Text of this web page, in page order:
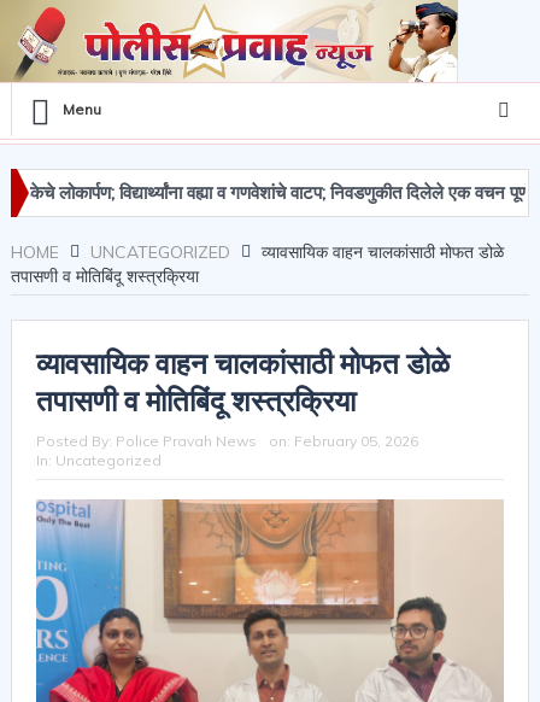
Menu
विद्यार्थ्यांना वह्या व गणवेशांचे वाटप; निवडणुकीत दिलेले एक वचन पूर्ण केले –
HOME UNCATEGORIZED
व्यावसायिक वाहन चालकांसाठी मोफत डोळे
तपासणी व मोतिबिंदू शस्त्रक्रिया
व्यावसायिक वाहन चालकांसाठी मोफत डोळे
तपासणी व मोतिबिंदू शस्त्रक्रिया
Posted By: Police Pravah News on: February 05, 2026
In: Uncategorized